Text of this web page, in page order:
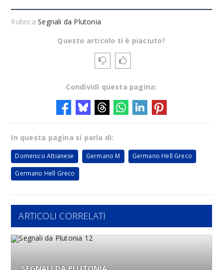
RubricaSegnali da Plutonia
Questo articolo ti è piaciuto?
Condividi questa pagina:
In questa pagina si parla di:
Domenico Attianese Germano M Germano Hell Greco
Germano Hell Greco
ARTICOLI CORRELATI
SEGNALI DA PLUTONIA